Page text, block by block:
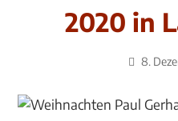
2020 in
8.